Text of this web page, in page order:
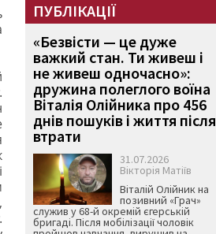
ПУБЛІКАЦІЇ
«Безвісти — це дуже
важкий стан. Ти живеш і
не живеш одночасно»:
дружина полеглого воїна
Віталія Олійника про 456
днів пошуків і життя після
втрати
31.07.2026
Вікторія Матіїв
Віталій Олійник на
позивний «Грач»
служив у 68-й окремій єгерській
бригаді. Після мобілізації чоловік